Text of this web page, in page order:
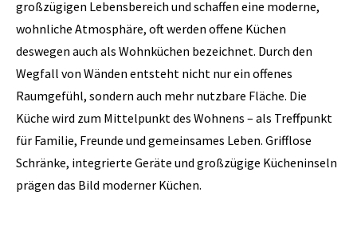
großzügigen Lebensbereich und schaffen eine moderne,
wohnliche Atmosphäre, oft werden offene Küchen
deswegen auch als Wohnküchen bezeichnet. Durch den
Wegfall von Wänden entsteht nicht nur ein offenes
Raumgefühl, sondern auch mehr nutzbare Fläche. Die
Küche wird zum Mittelpunkt des Wohnens – als Treffpunkt
für Familie, Freunde und gemeinsames Leben. Grifflose
Schränke, integrierte Geräte und großzügige Kücheninseln
prägen das Bild moderner Küchen.